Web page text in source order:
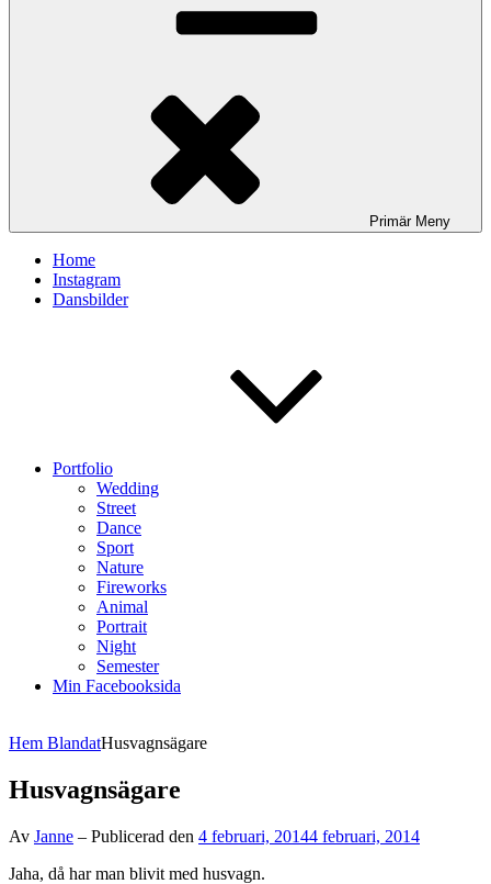
Primär Meny
Home
Instagram
Dansbilder
Portfolio
Wedding
Street
Dance
Sport
Nature
Fireworks
Animal
Portrait
Night
Semester
Min Facebooksida
Hem BlandatHusvagnsägare
Husvagnsägare
Av Janne – Publicerad den 4 februari, 20144 februari, 2014
Jaha, då har man blivit med husvagn.